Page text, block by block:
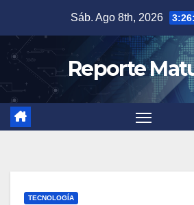
contenido
Sáb. Ago 8th, 2026
Reporte
TECNOLOGÍA